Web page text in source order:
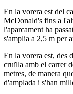
En la vorera est del
McDonald's fins a
l'aparcament ha
s'amplia a 2,5 m per
En la vorera est, des
cruïlla amb el carrer
metres, de manera
d'amplada i s'han